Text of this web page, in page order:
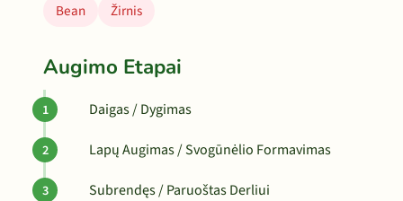
Bean
Žirnis
Augimo Etapai
Daigas / Dygimas
Lapų Augimas / Svogūnėlio Formavimas
Subrendęs / Paruoštas Derliui